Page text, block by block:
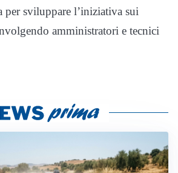
sviluppare l’iniziativa sui
amministratori e tecnici